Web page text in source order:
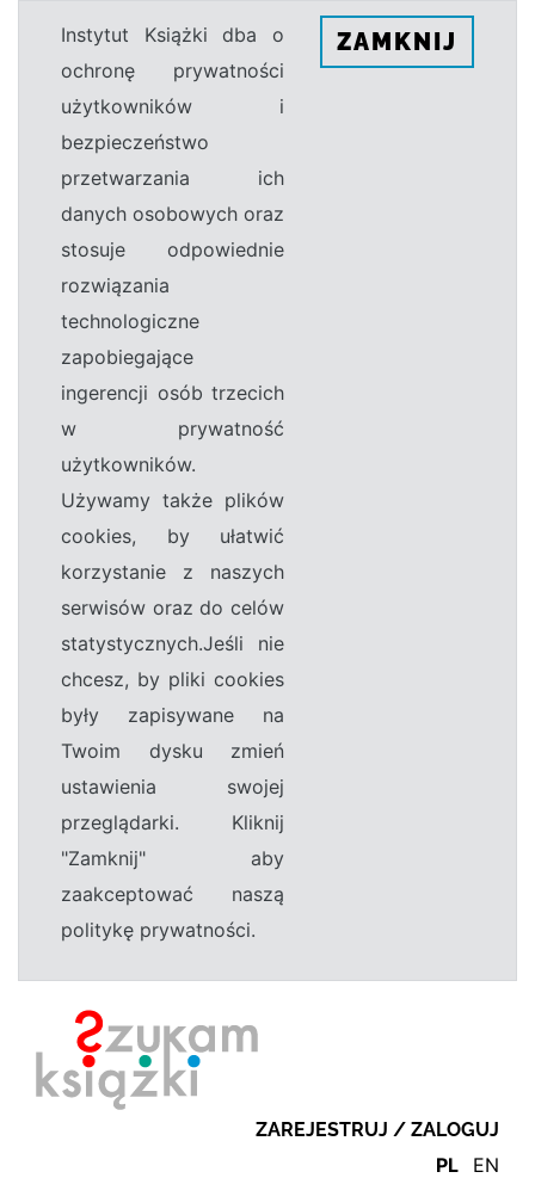
Instytut Książki dba o
ochronę prywatności
użytkowników i
bezpieczeństwo
przetwarzania ich
danych osobowych oraz
stosuje odpowiednie
rozwiązania
technologiczne
zapobiegające
ingerencji osób trzecich
w prywatność
użytkowników.
Używamy także plików
cookies, by ułatwić
korzystanie z naszych
serwisów oraz do celów
statystycznych.Jeśli nie
chcesz, by pliki cookies
były zapisywane na
Twoim dysku zmień
ustawienia swojej
przeglądarki. Kliknij
"Zamknij" aby
zaakceptować naszą
politykę prywatności.
ZAMKNIJ
ZAREJESTRUJ / ZALOGUJ
PL EN